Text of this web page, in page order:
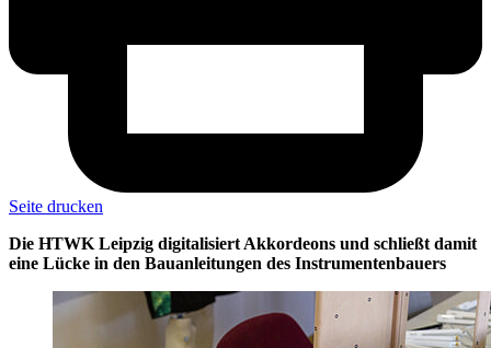
Seite drucken
Die HTWK Leipzig digitalisiert Akkordeons und schließt damit
eine Lücke in den Bauanleitungen des Instrumentenbauers